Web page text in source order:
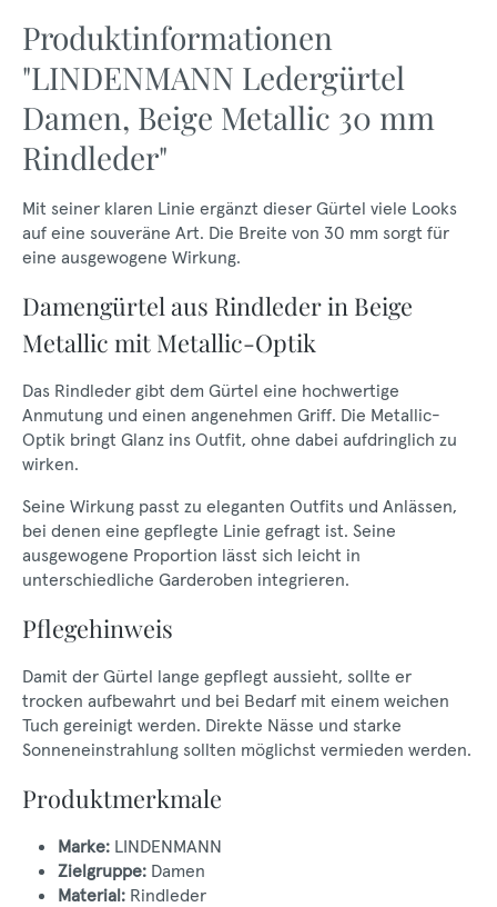
Produktinformationen
"LINDENMANN Ledergürtel
Damen, Beige Metallic 30 mm
Rindleder"
Mit seiner klaren Linie ergänzt dieser Gürtel viele Looks
auf eine souveräne Art. Die Breite von 30 mm sorgt für
eine ausgewogene Wirkung.
Damengürtel aus Rindleder in Beige
Metallic mit Metallic-Optik
Das Rindleder gibt dem Gürtel eine hochwertige
Anmutung und einen angenehmen Griff. Die Metallic-
Optik bringt Glanz ins Outfit, ohne dabei aufdringlich zu
wirken.
Seine Wirkung passt zu eleganten Outfits und Anlässen,
bei denen eine gepflegte Linie gefragt ist. Seine
ausgewogene Proportion lässt sich leicht in
unterschiedliche Garderoben integrieren.
Pflegehinweis
Damit der Gürtel lange gepflegt aussieht, sollte er
trocken aufbewahrt und bei Bedarf mit einem weichen
Tuch gereinigt werden. Direkte Nässe und starke
Sonneneinstrahlung sollten möglichst vermieden werden.
Produktmerkmale
Marke: LINDENMANN
Zielgruppe: Damen
Material: Rindleder